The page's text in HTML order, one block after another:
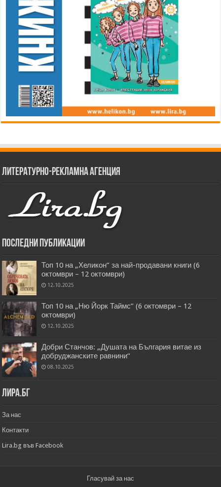
Литературно-рекламна агенция
Последни публикации
Топ 10 на „Хеликон” за най-продавани книги (6
октомври – 12 октомври)
12.10.2025
Топ 10 на „Ню Йорк Таймс” (6 октомври – 12
октомври)
12.10.2025
Добри Станчов: „Душата на България витае из
добруджанските равнини“
08.10.2025
Лира.бг
За нас
Контакти
Lira.bg във Facebook
Гласувай за нас